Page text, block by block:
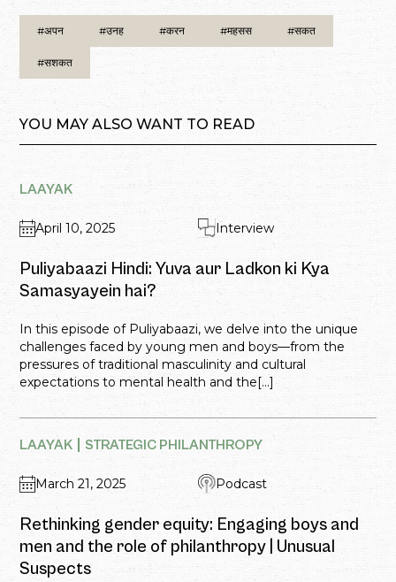
#अपन #उनह #करन #महसस #सकत
#सशकत
YOU MAY ALSO WANT TO READ
LAAYAK
April 10, 2025 Interview
Puliyabaazi Hindi: Yuva aur Ladkon ki Kya
Samasyayein hai?
In this episode of Puliyabaazi, we delve into the unique
challenges faced by young men and boys—from the
pressures of traditional masculinity and cultural
expectations to mental health and the[...]
LAAYAK STRATEGIC PHILANTHROPY
March 21, 2025 Podcast
Rethinking gender equity: Engaging boys and
men and the role of philanthropy | Unusual
Suspects